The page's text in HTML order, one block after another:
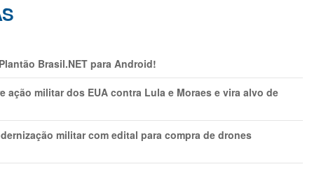
Brasil.NET para Android!
ação militar dos EUA contra Lula e Moraes e vira alvo de
militar com edital para compra de drones